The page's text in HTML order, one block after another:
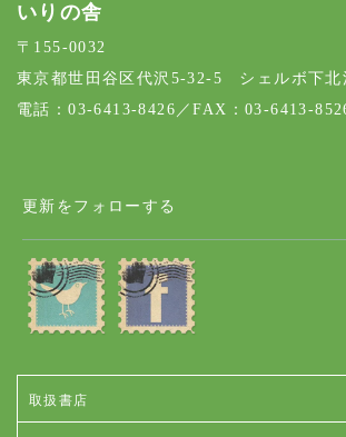
いりの舎
〒155-0032
東京都世田谷区代沢5-32-5 シェルボ下北
電話：03-6413-8426／FAX：03-6413-
更新をフォローする
取扱書店